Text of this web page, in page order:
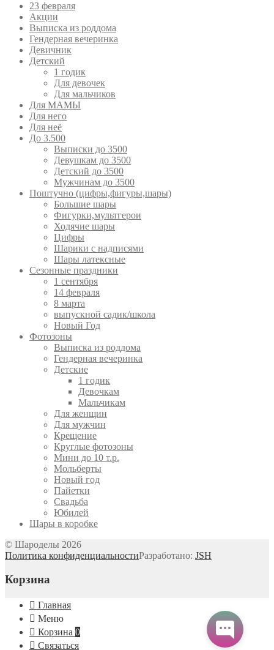
23 февраля
Акции
Выписка из роддома
Гендерная вечеринка
Девичник
Детский
1 годик
Для девочек
Для мальчиков
Для МАМЫ
Для него
Для неё
До 3.500
Выписки до 3500
Девушкам до 3500
Детский до 3500
Мужчинам до 3500
Поштучно (цифры,фигуры,шары)
Большие шары
Фигурки,мультгерои
Ходячие шары
Цифры
Шарики с надписями
Шары латексные
Сезонные праздники
1 сентября
14 февраля
8 марта
выпускной садик/школа
Новый Год
Фотозоны
Выписка из роддома
Гендерная вечеринка
Детские
1 годик
Девочкам
Мальчикам
Для женщин
Для мужчин
Крещение
Круглые фотозоны
Мини до 10 т.р.
Мольберты
Новый год
Пайетки
Свадьба
Юбилей
Шары в коробке
© Шароделы 2026
Политика конфиденциальностиРазработано: JSH
Корзина
Главная
Меню
Корзина 0
Связаться